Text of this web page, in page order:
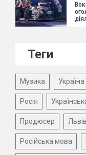
Теги
Музика Україна
Росія
Продюсер Львів
Російська мова